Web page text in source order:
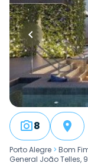
8
Porto Alegre > Bom
General João Telles,